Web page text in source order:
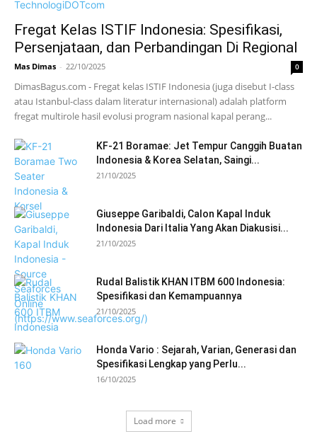
Fregat Kelas ISTIF Indonesia: Spesifikasi,
Persenjataan, dan Perbandingan Di Regional
Mas Dimas - 22/10/2025 0
DimasBagus.com - Fregat kelas ISTIF Indonesia (juga disebut I-class
atau Istanbul-class dalam literatur internasional) adalah platform
fregat multirole hasil evolusi program nasional kapal perang...
KF-21 Boramae: Jet Tempur Canggih Buatan
Indonesia & Korea Selatan, Saingi...
21/10/2025
Giuseppe Garibaldi, Calon Kapal Induk
Indonesia Dari Italia Yang Akan Diakusisi...
21/10/2025
Rudal Balistik KHAN ITBM 600 Indonesia:
Spesifikasi dan Kemampuannya
21/10/2025
Honda Vario : Sejarah, Varian, Generasi dan
Spesifikasi Lengkap yang Perlu...
16/10/2025
Load more